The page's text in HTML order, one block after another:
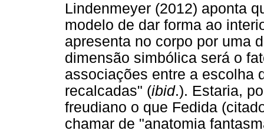
Lindenmeyer (2012) aponta
modelo de dar forma ao
apresenta no corpo por uma
dimensão simbólica será o
associações entre a escolha
recalcadas" (ibid.). Estaria,
freudiano o que Fedida
chamar de "anatomia